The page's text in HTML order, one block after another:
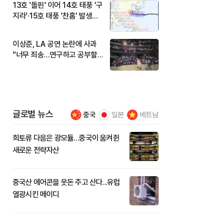
13호 '돌핀' 이어 14호 태풍 '구
지라'·15호 태풍 '찬홈' 발생…
이상준, LA 공연 논란에 사과
"너무 죄송…연구하고 공부할
글로벌 뉴스 중국 일본 베트남
희토류 다음은 광모듈…중국이 움켜쥔
새로운 전략자산
중국산 에어콘을 웃돈 주고 산다...유럽
열광시킨 메이디